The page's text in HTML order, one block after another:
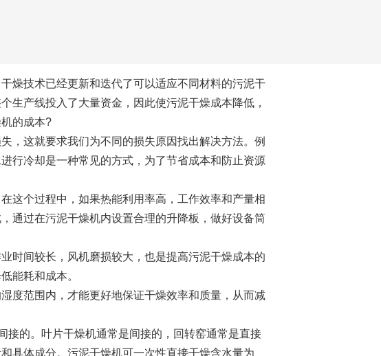
燥技术已经更新和迭代了可以适应不同材料的污泥干
生产线投入了大量资金，因此使污泥干燥成本降低，
的成本?
，这就要求我们为不同的损失原因找出解决方法。例
行冷却是一种常见的方式，为了节省成本和防止资源
这个过程中，如果热能利用率高，工作效率和产量相
通过在污泥干燥机内设置合理的升降板，做好设备筒
时间较长，风机磨损较大，也是提高污泥干燥成本的
能耗和成本。
度范围内，才能更好地保证干燥效率和质量，从而减
接的。叶片干燥机通常是间接的，回转窑通常是直接
具体成分。污泥干燥机可一次性直接干燥含水量为